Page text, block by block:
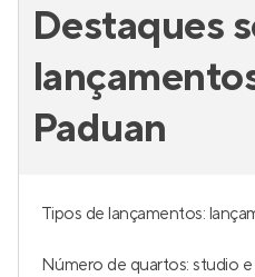
Destaques
Paduan
Tipos de lançamentos:
Número de quartos: studio